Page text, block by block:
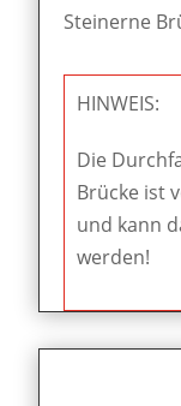
Steinerne
HINWEIS:
Die
Brücke ist
und kann
werden!